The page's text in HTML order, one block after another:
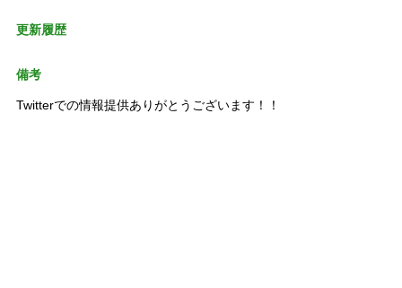
更新履歴
備考
Twitterでの情報提供ありがとうございます！！